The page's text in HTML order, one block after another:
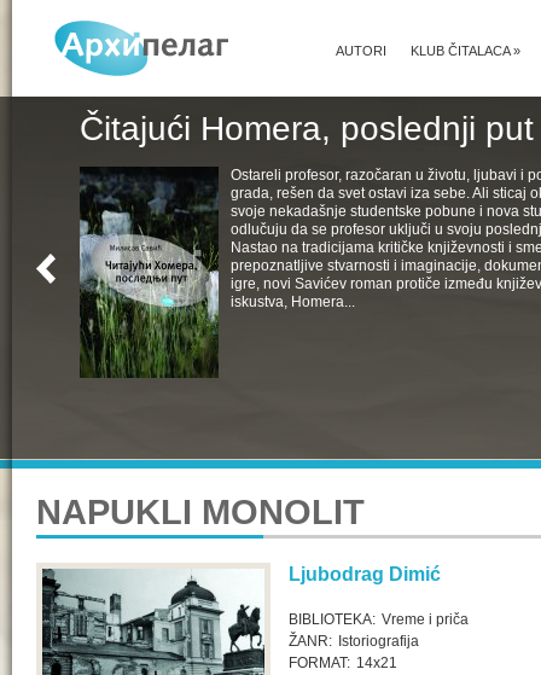
KLUB ČITALACA»
AUTORI
Čitajući Homera, poslednji put
Ostareli profesor, razočaran u životu, ljubavi i
grada, rešen da svet ostavi iza sebe. Ali sticaj
svoje nekadašnje studentske pobune i nova
odlučuju da se profesor uključi u svoju
Nastao na tradicijama kritičke književnosti i
prepoznatljive stvarnosti i imaginacije,
igre, novi Savićev roman protiče između
iskustva, Homera...
NAPUKLI MONOLIT
Ljubodrag Dimić
BIBLIOTEKA: Vreme i priča
ŽANR: Istoriografija
FORMAT: 14x21